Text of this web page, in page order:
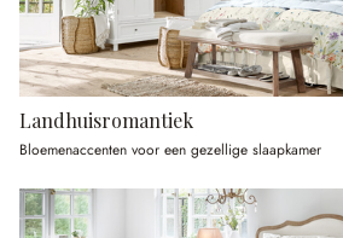
Landhuisromantiek
Bloemenaccenten voor een gezellige slaapkamer